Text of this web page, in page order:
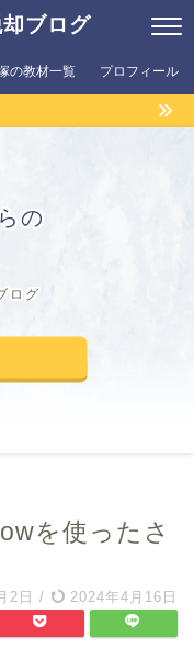
ブログ
の教材一覧 プロフィール
の
ログ
を使ったさ
2日 / 2024年4月16日